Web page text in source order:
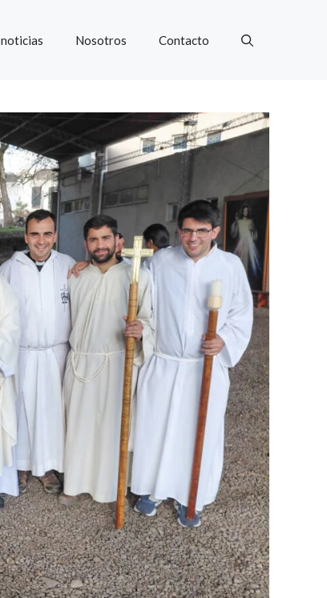
noticias Nosotros Contacto